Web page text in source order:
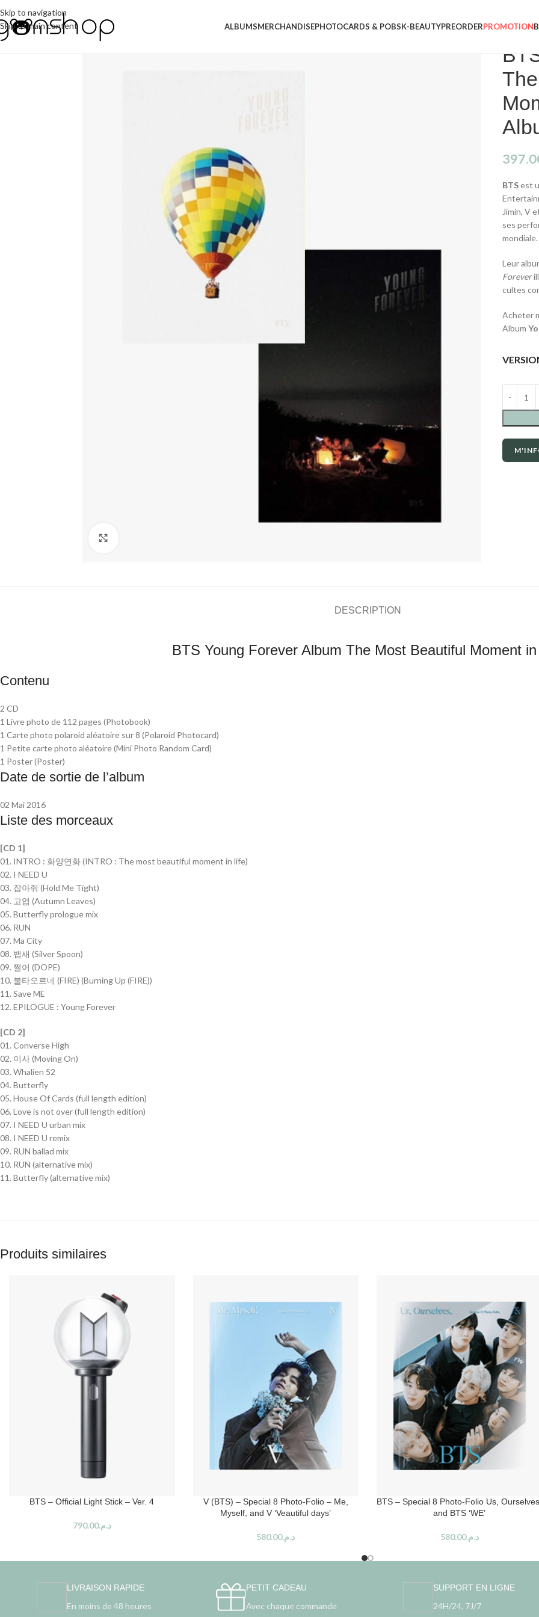
Skip to navigation
Skip to main content
ALBUMSMERCHANDISEPHOTOCARDS & POBSK-BEAUTYPREORDERPROMOTION
BTSest
Jimin, V
ses
mondiale.
Leur
Forever
cultes
Acheter
Album
DESCRIPTION
BTS Young Forever Album The Most Beautiful Moment
Contenu
2 CD
1 Livre photo de 112 pages (Photobook)
1 Carte photo polaroid aléatoire sur 8 (Polaroid Photocard)
1 Petite carte photo aléatoire (Mini Photo Random Card)
1 Poster (Poster)
Date de sortie de l’album
02 Mai 2016
Liste des morceaux
[CD 1]
01. INTRO : 화양연화 (INTRO : The most beautiful moment in life)
02. I NEED U
03. 잡아줘 (Hold Me Tight)
04. 고엽 (Autumn Leaves)
05. Butterfly prologue mix
06. RUN
07. Ma City
08. 뱁새 (Silver Spoon)
09. 쩔어 (DOPE)
10. 불타오르네 (FIRE) (Burning Up (FIRE))
11. Save ME
12. EPILOGUE : Young Forever
[CD 2]
01. Converse High
02. 이사 (Moving On)
03. Whalien 52
04. Butterfly
05. House Of Cards (full length edition)
06. Love is not over (full length edition)
07. I NEED U urban mix
08. I NEED U remix
09. RUN ballad mix
10. RUN (alternative mix)
11. Butterfly (alternative mix)
Produits similaires
BTS – Official Light Stick – Ver. 4
د.م.790.00
V (BTS) – Special 8 Photo-Folio – Me,
Myself, and V ‘Veautiful days’
د.م.580.00
BTS – Special 8 Photo-Folio Us,
and BTS ‘WE’
د.م.580.00
LIVRAISON RAPIDE
En moins de 48 heures
PETIT CADEAU
Avec chaque commande
SUPPORT EN LIGNE
24H/24, 7J/7